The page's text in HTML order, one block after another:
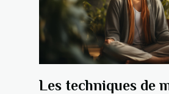
Les techniques de